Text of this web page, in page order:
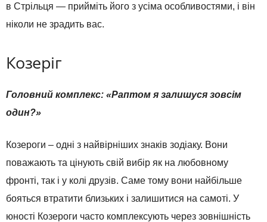
в Стрільця — прийміть його з усіма особливостями, і він
ніколи не зрадить вас.
Козеріг
Головний комплекс: «Раптом я залишуся зовсім
один?»
Козероги – одні з найвірніших знаків зодіаку. Вони
поважають та цінують свій вибір як на любовному
фронті, так і у колі друзів. Саме тому вони найбільше
бояться втратити близьких і залишитися на самоті. У
юності Козероги часто комплексують через зовнішність